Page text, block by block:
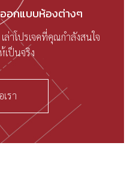
อกแบบห้องต่างๆ
ล่าโปรเจคที่คุณกำลังสนใจ
เป็นจริง
รา